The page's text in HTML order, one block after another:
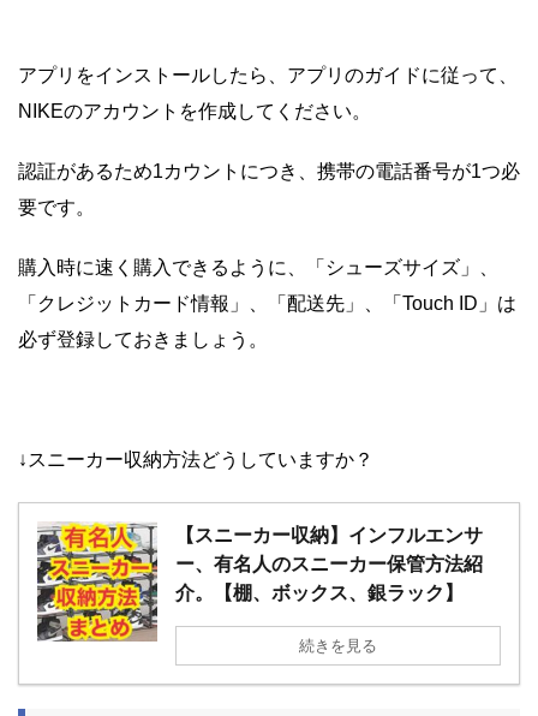
アプリをインストールしたら、アプリのガイドに従って、
NIKEのアカウントを作成してください。
認証があるため1カウントにつき、携帯の電話番号が1つ必
要です。
購入時に速く購入できるように、「シューズサイズ」、
「クレジットカード情報」、「配送先」、「Touch ID」は
必ず登録しておきましょう。
↓スニーカー収納方法どうしていますか？
【スニーカー収納】インフルエンサ
ー、有名人のスニーカー保管方法紹
介。【棚、ボックス、銀ラック】
続きを見る